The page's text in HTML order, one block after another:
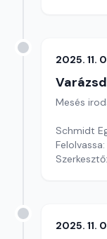
2025. 11.
Mesés
Schmidt
2025. 11.